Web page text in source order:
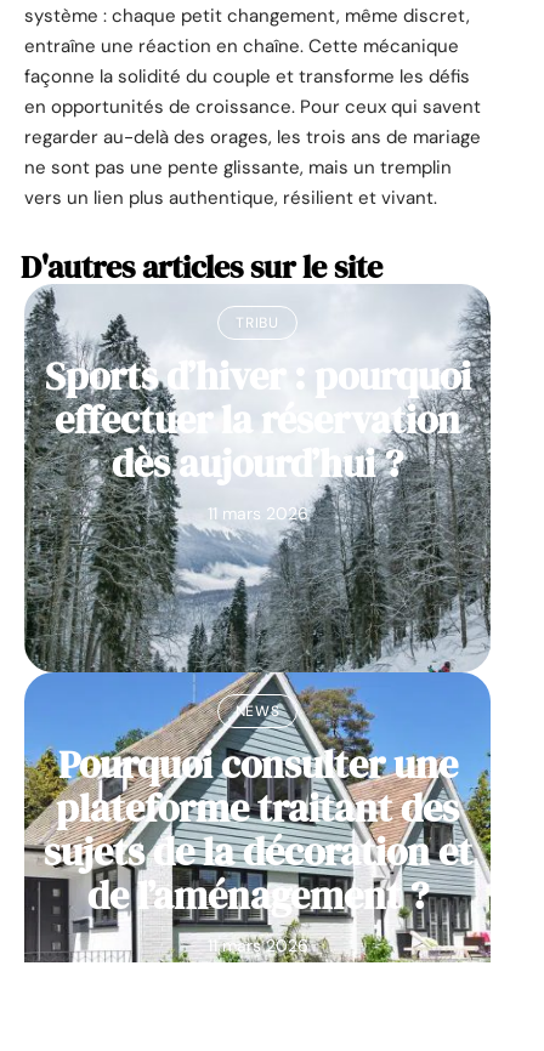
système : chaque petit changement, même discret,
entraîne une réaction en chaîne. Cette mécanique
façonne la solidité du couple et transforme les défis
en opportunités de croissance. Pour ceux qui savent
regarder au-delà des orages, les trois ans de mariage
ne sont pas une pente glissante, mais un tremplin
vers un lien plus authentique, résilient et vivant.
D'autres articles sur le site
TRIBU
Sports d’hiver : pourquoi
effectuer la réservation
dès aujourd’hui ?
11 mars 2026
NEWS
Pourquoi consulter une
plateforme traitant des
sujets de la décoration et
de l’aménagement ?
11 mars 2026